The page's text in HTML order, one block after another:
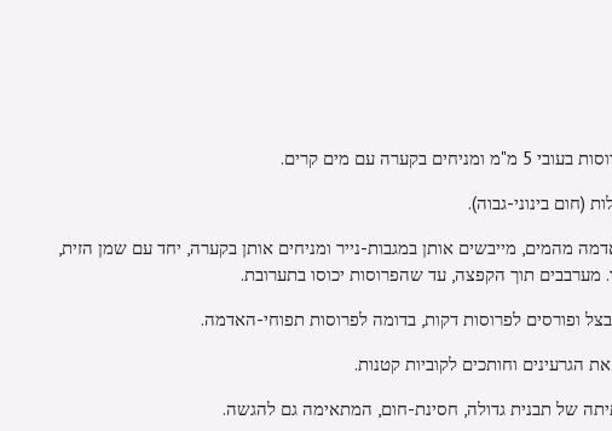
עם מים קרים.
מהמים, מייבשים אותן במגבות-נייר ומניחים אותן בקערה, יחד עם שמן הזית,
מערבבים תוך הקפצה, עד שהפרוסות יכוסו בתערובת.
ופורסים לפרוסות דקות, בדומה לפרוסות תפוחי-האדמה.
הגרעינים וחותכים לקוביות קטנות.
של תבנית גדולה, חסינת-חום, המתאימה גם להגשה.